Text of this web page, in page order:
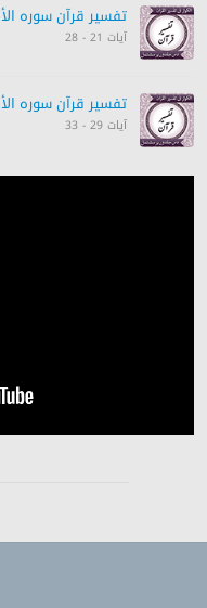
تفسیر قرآن سورہ ‎الأحقاف
آیات 21 - 28
تفسیر قرآن سورہ ‎الأحقاف
آیات 29 - 33